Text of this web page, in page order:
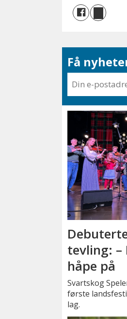
Få
tevling: –
håpe på
Svartskog
første
lag.